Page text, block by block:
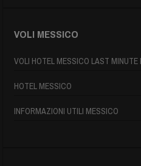
VOLI MESSICO
VOLI HOTEL MESSICO LAST MINUTE
HOTEL MESSICO
INFORMAZIONI UTILI MESSICO